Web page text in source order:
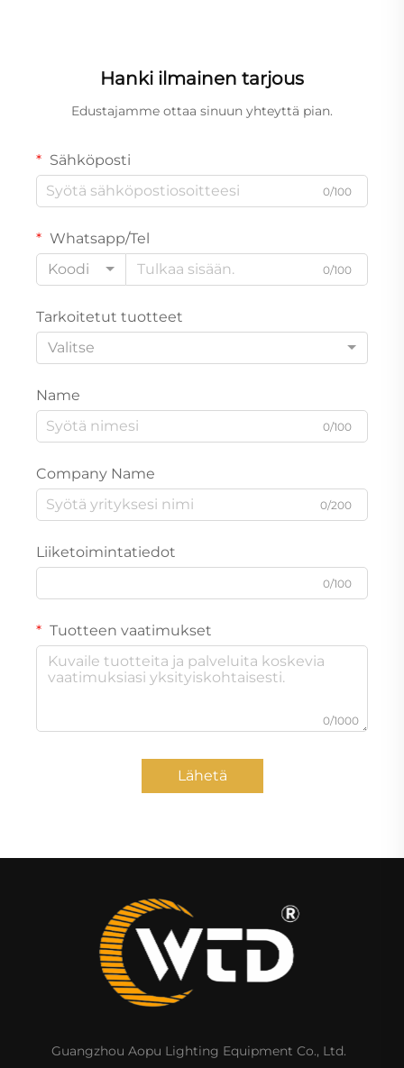
Hanki ilmainen tarjous
Edustajamme ottaa sinuun yhteyttä pian.
Sähköposti
0/100
Whatsapp/Tel
Koodi
0/100
Tarkoitetut tuotteet
Valitse
Name
0/100
Company Name
0/200
Liiketoimintatiedot
0/100
Tuotteen vaatimukset
0/1000
Lähetä
Guangzhou Aopu Lighting Equipment Co., Ltd.